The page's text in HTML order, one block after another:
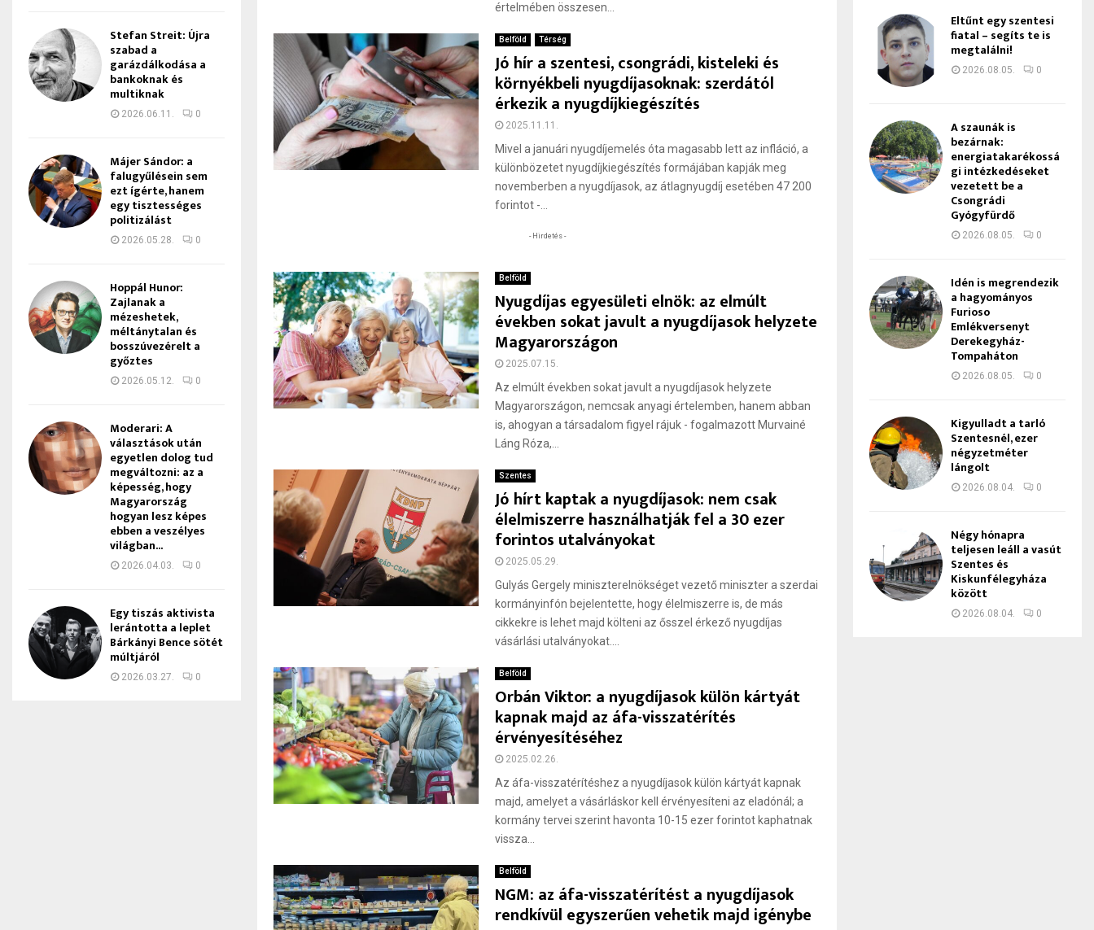
értelmében összesen...
Belföld Térség
Jó hír a szentesi, csongrádi, kisteleki és
környékbeli nyugdíjasoknak: szerdától
érkezik a nyugdíjkiegészítés
2025.11.11.
Mivel a januári nyugdíjemelés óta magasabb lett az infláció, a
különbözetet nyugdíjkiegészítés formájában kapják meg
novemberben a nyugdíjasok, az átlagnyugdíj esetében 47 200
forintot -...
- Hirdetés -
Belföld
Nyugdíjas egyesületi elnök: az elmúlt
években sokat javult a nyugdíjasok helyzete
Magyarországon
2025.07.15.
Az elmúlt években sokat javult a nyugdíjasok helyzete
Magyarországon, nemcsak anyagi értelemben, hanem abban
is, ahogyan a társadalom figyel rájuk - fogalmazott Murvainé
Láng Róza,...
Szentes
Jó hírt kaptak a nyugdíjasok: nem csak
élelmiszerre használhatják fel a 30 ezer
forintos utalványokat
2025.05.29.
Gulyás Gergely miniszterelnökséget vezető miniszter a szerdai
kormányinfón bejelentette, hogy élelmiszerre is, de más
cikkekre is lehet majd költeni az ősszel érkező nyugdíjas
vásárlási utalványokat....
Belföld
Orbán Viktor: a nyugdíjasok külön kártyát
kapnak majd az áfa-visszatérítés
érvényesítéséhez
2025.02.26.
Az áfa-visszatérítéshez a nyugdíjasok külön kártyát kapnak
majd, amelyet a vásárláskor kell érvényesíteni az eladónál; a
kormány tervei szerint havonta 10-15 ezer forintot kaphatnak
vissza...
Belföld
NGM: az áfa-visszatérítést a nyugdíjasok
rendkívül egyszerűen vehetik majd igénybe
Stefan Streit: Újra
szabad a
garázdálkodása a
bankoknak és
multiknak
2026.06.11. 0
Májer Sándor: a
falugyűlésein sem
ezt ígérte, hanem
egy tisztességes
politizálást
2026.05.28. 0
Hoppál Hunor:
Zajlanak a
mézeshetek,
méltánytalan és
bosszúvezérelt a
győztes
2026.05.12. 0
Moderari: A
választások után
egyetlen dolog tud
megváltozni: az a
képesség, hogy
Magyarország
hogyan lesz képes
ebben a veszélyes
világban...
2026.04.03. 0
Egy tiszás aktivista
lerántotta a leplet
Bárkányi Bence sötét
múltjáról
2026.03.27. 0
Eltűnt egy szentesi
fiatal – segíts te is
megtalálni!
2026.08.05. 0
A szaunák is
bezárnak:
energiatakarékossá
gi intézkedéseket
vezetett be a
Csongrádi
Gyógyfürdő
2026.08.05. 0
Idén is megrendezik
a hagyományos
Furioso
Emlékversenyt
Derekegyház-
Tompaháton
2026.08.05. 0
Kigyulladt a tarló
Szentesnél, ezer
négyzetméter
lángolt
2026.08.04. 0
Négy hónapra
teljesen leáll a vasút
Szentes és
Kiskunfélegyháza
között
2026.08.04. 0